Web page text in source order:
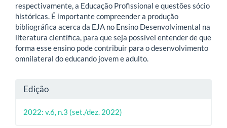
respectivamente, a Educação Profissional e questões sócio
históricas. É importante compreender a produção
bibliográfica acerca da EJA no Ensino Desenvolvimental na
literatura científica, para que seja possível entender de que
forma esse ensino pode contribuir para o desenvolvimento
omnilateral do educando jovem e adulto.
Detalhes
do
artigo
Edição
2022: v.6, n.3 (set./dez. 2022)